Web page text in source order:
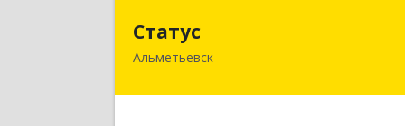
Статус
Альметьевск
423450, Татарстан Респ, Альметьевск